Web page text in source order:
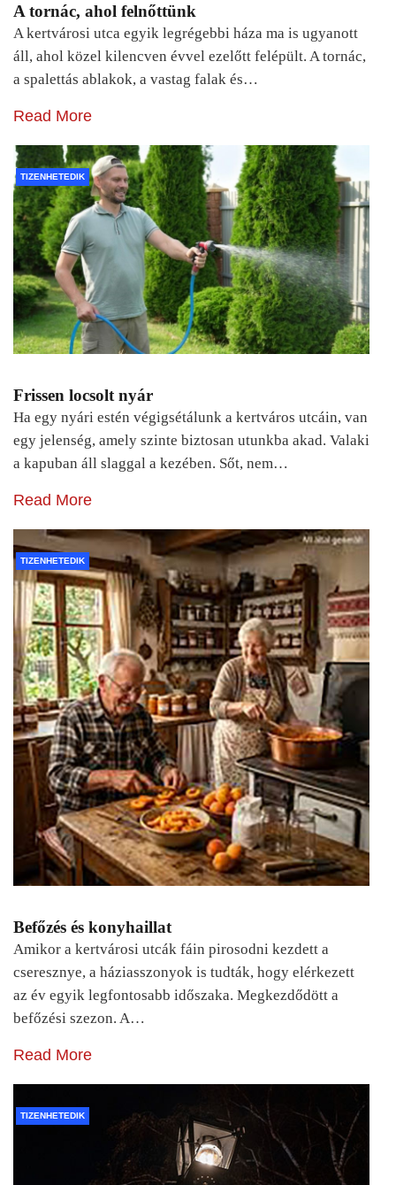
A tornác, ahol felnőttünk
A kertvárosi utca egyik legrégebbi háza ma is ugyanott
áll, ahol közel kilencven évvel ezelőtt felépült. A tornác,
a spalettás ablakok, a vastag falak és…
Read More
TIZENHETEDIK
Frissen locsolt nyár
Ha egy nyári estén végigsétálunk a kertváros utcáin, van
egy jelenség, amely szinte biztosan utunkba akad. Valaki
a kapuban áll slaggal a kezében. Sőt, nem…
Read More
TIZENHETEDIK
Befőzés és konyhaillat
Amikor a kertvárosi utcák fáin pirosodni kezdett a
cseresznye, a háziasszonyok is tudták, hogy elérkezett
az év egyik legfontosabb időszaka. Megkezdődött a
befőzési szezon. A…
Read More
TIZENHETEDIK